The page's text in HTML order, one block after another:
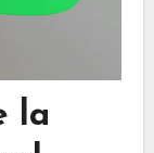
la